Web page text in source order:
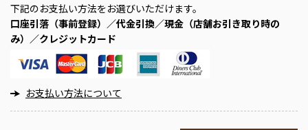
下記のお支払い方法をお選びいただけます。
口座引落（事前登録）／代金引換／現金（店舗お引き取り時の
み）／クレジットカード
お支払い方法について